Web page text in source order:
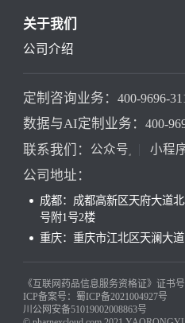
关于我们
公司介绍
定制咨询业务： 400-9696-
数据与AI定制业务： 400-
联系我们： 公众号 小程
公司地址：
成都：成都高新区天府大道
号附1号2楼
重庆：重庆市江北区天澜大
《互联网药品信息服务资格证》证书
ICP备案号：蜀ICP备2021004927号
川公网安备51019002008863号